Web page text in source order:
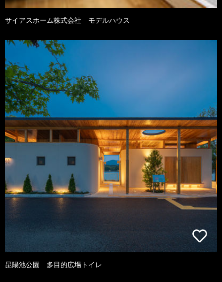
サイアスホーム株式会社 モデルハウス
昆陽池公園 多目的広場トイレ